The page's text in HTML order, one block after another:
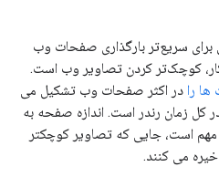
برای سریع‌تر بارگذاری صفحات وب
کوچک‌تر کردن تصاویر وب است.
در اکثر صفحات وب تشکیل می
کل زمان رندر است. اندازه صفحه به
مهم است، جایی که تصاویر کوچکتر
می کنند.